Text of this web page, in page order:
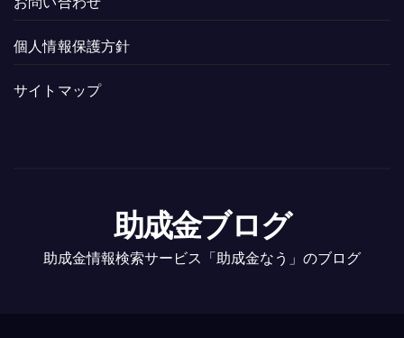
個人情報保護方針
サイトマップ
助成金ブログ
助成金情報検索サービス「助成金なう」のブログ